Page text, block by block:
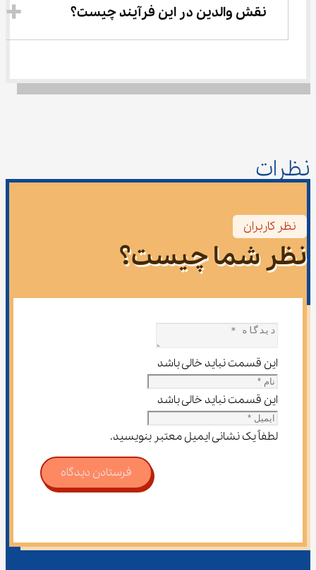
نقش والدین در این فرآیند چیست؟
نظرات
نظر کاربران
نظر شما چیست؟
این قسمت نباید خالی باشد
این قسمت نباید خالی باشد
لطفاً یک نشانی ایمیل معتبر بنویسید.
فرستادن دیدگاه